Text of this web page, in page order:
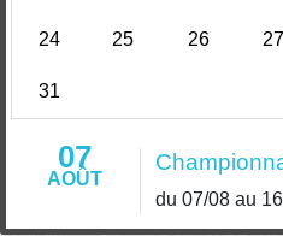
24 25 26 27
31
07
AOÛT
du 07/08 au